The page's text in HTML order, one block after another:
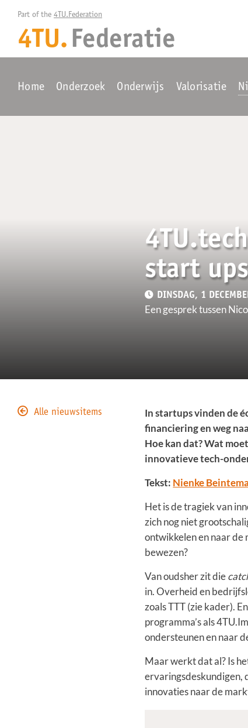
Part of the 4TU.Federation
4TU. Federatie
Home Onderzoek Onderwijs Valorisatie
start
DINSDAG, 1
Een gesprek tussen
Alle nieuwsitems
In startups vinden de
financiering en weg
Hoe kan dat? Wat
innovatieve tech-
Tekst: Nienke Beintema
Het is de tragiek van
zich nog niet
ontwikkelen en naar de
bewezen?
Van oudsher zit die
in. Overheid en
zoals TTT (zie kader).
programma’s als
ondersteunen en naar
Maar werkt dat al? Is
ervaringsdeskundigen,
innovaties naar de